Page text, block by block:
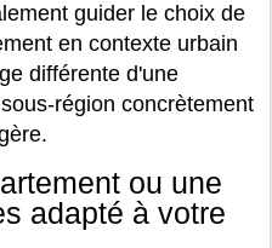
guider le choix de
en contexte urbain
différente d'une
région concrètement
ou une
adapté à votre